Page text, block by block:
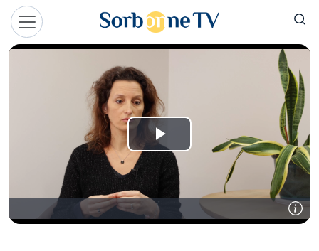
Aller au contenu principal
Panneau de gestion des cookies